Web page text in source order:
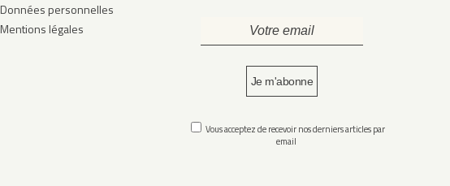
Vous acceptez de recevoir nos derniers articles par
email
Données personnelles
Mentions légales